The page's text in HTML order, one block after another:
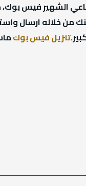
الشهير فيس
خلاله ارسال
تنزيل فيس بوك